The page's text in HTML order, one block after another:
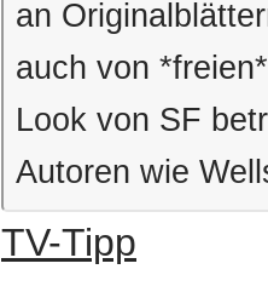
an
auch von
Look von SF
Autoren wie
TV-Tipp